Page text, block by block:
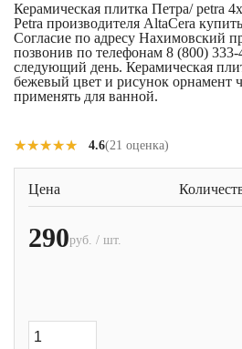
Керамическая плитка Петра/ petra
Petra производителя AltaCera
Согласие по адресу Нахимовский
позвонив по телефонам 8 (800) 333-
следующий день. Керамическая
бежевый цвет и рисунок орнамент
применять для ванной.
★★★★★
★★★★★ 4.6(21 оценка)
Цена
290руб. / шт.